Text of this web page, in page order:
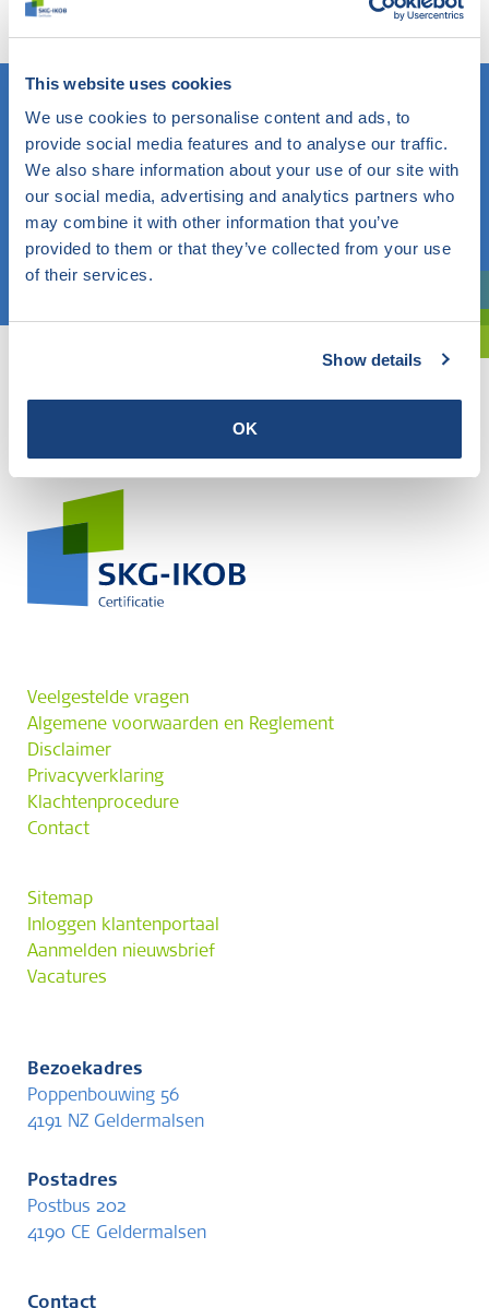
This website uses cookies
We use cookies to personalise content and ads, to
provide social media features and to analyse our traffic.
We also share information about your use of our site with
our social media, advertising and analytics partners who
may combine it with other information that you’ve
provided to them or that they’ve collected from your use
of their services.
Show details
OK
weten wat SKG-IKOB hierbinnen doet en weet.
OF
Kies een onderwerp
Veelgestelde vragen
Algemene voorwaarden en Reglement
Disclaimer
Privacyverklaring
Klachtenprocedure
Contact
Sitemap
Inloggen klantenportaal
Aanmelden nieuwsbrief
Vacatures
Bezoekadres
Poppenbouwing 56
4191 NZ Geldermalsen
Postadres
Postbus 202
4190 CE Geldermalsen
Contact